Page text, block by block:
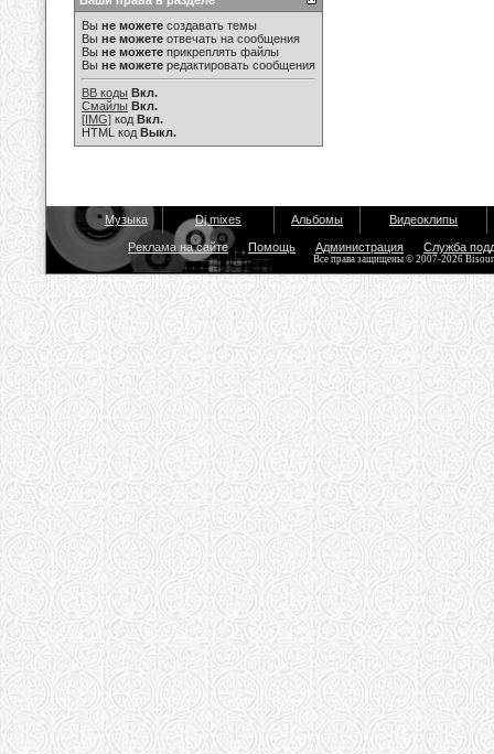
Вы не можете создавать темы
Вы не можете отвечать на сообщения
Вы не можете прикреплять файлы
Вы не можете редактировать сообщения
BB коды Вкл.
Смайлы Вкл.
[IMG] код Вкл.
HTML код Выкл.
Музыка Dj mixes Альбомы Видеоклипы
Реклама на сайте Помощь Администрация Служба
Все права защищены © 2007-2026